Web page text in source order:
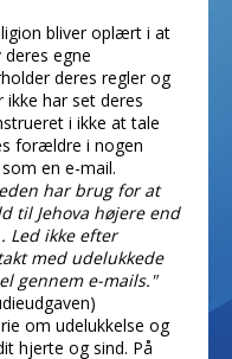
bliver oplært i at
egne
deres regler og
har set deres
i ikke at tale
forældre i nogen
en e-mail.
har brug for at
til Jehova højere end
Led ikke efter
med udelukkede
gennem e-mails."
om udelukkelse og
hjerte og sind. På